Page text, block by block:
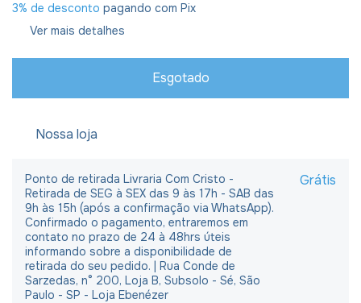
3% de desconto pagando com Pix
Ver mais detalhes
Nossa loja
Ponto de retirada Livraria Com Cristo -
Retirada de SEG à SEX das 9 às 17h - SAB das
9h às 15h (após a confirmação via WhatsApp).
Confirmado o pagamento, entraremos em
contato no prazo de 24 à 48hrs úteis
informando sobre a disponibilidade de
retirada do seu pedido. | Rua Conde de
Sarzedas, n° 200, Loja B, Subsolo - Sé, São
Paulo - SP - Loja Ebenézer
Grátis